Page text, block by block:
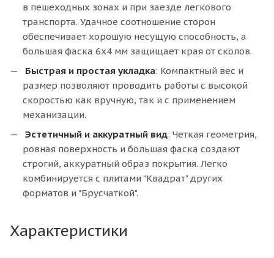
в пешеходных зонах и при заезде легкового
транспорта. Удачное соотношение сторон
обеспечивает хорошую несущую способность, а
большая фаска 6х4 мм защищает края от сколов.
Быстрая и простая укладка: Компактный вес и
размер позволяют проводить работы с высокой
скоростью как вручную, так и с применением
механизации.
Эстетичный и аккуратный вид: Четкая геометрия,
ровная поверхность и большая фаска создают
строгий, аккуратный образ покрытия. Легко
комбинируется с плитами "Квадрат" других
форматов и "Брусчаткой".
Характеристики